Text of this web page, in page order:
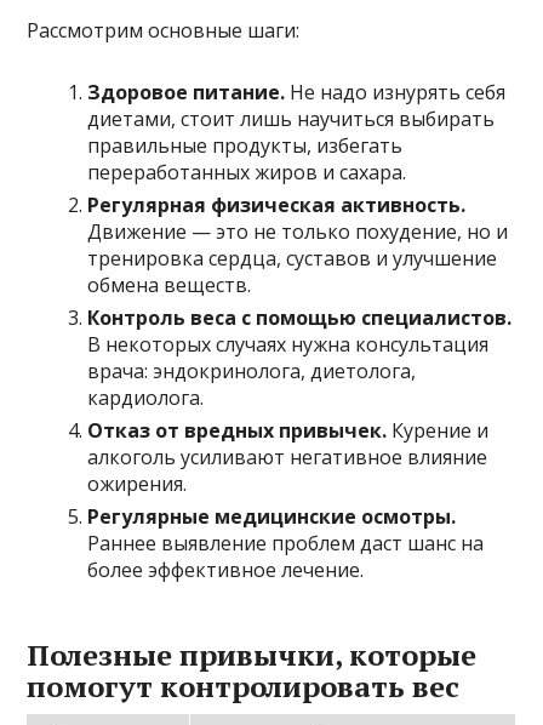
Рассмотрим основные шаги:
Здоровое питание. Не надо изнурять себя
диетами, стоит лишь научиться выбирать
правильные продукты, избегать
переработанных жиров и сахара.
Регулярная физическая активность.
Движение — это не только похудение, но и
тренировка сердца, суставов и улучшение
обмена веществ.
Контроль веса с помощью специалистов.
В некоторых случаях нужна консультация
врача: эндокринолога, диетолога,
кардиолога.
Отказ от вредных привычек. Курение и
алкоголь усиливают негативное влияние
ожирения.
Регулярные медицинские осмотры.
Раннее выявление проблем даст шанс на
более эффективное лечение.
Полезные привычки, которые
помогут контролировать вес